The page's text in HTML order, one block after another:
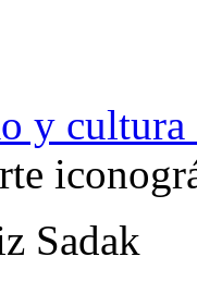
y cultura
Sadak